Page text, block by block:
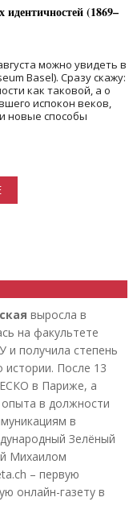
(1869–
можно увидеть в
Basel). Сразу скажу:
как таковой, а о
испокон веков,
новые способы
выросла в
на факультете
и получила степень
истории. После 13
в Париже, а
в должности
в
Зелёный
Михаилом
– первую
онлайн-газету в